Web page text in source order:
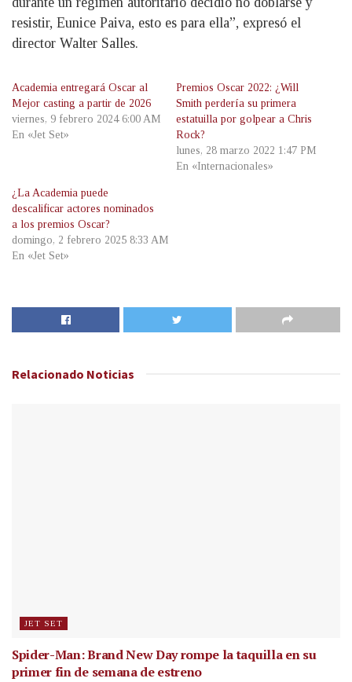
resistir, Eunice Paiva, esto es para ella”, expresó el
director Walter Salles.
Academia entregará Oscar al
Mejor casting a partir de 2026
viernes, 9 febrero 2024 6:00 AM
En «Jet Set»
Premios Oscar 2022: ¿Will
Smith perdería su primera
estatuilla por golpear a Chris
Rock?
lunes, 28 marzo 2022 1:47 PM
En «Internacionales»
¿La Academia puede
descalificar actores nominados
a los premios Oscar?
domingo, 2 febrero 2025 8:33 AM
En «Jet Set»
Relacionado Noticias
JET SET
Spider-Man: Brand New Day rompe la taquilla en su
primer fin de semana de estreno